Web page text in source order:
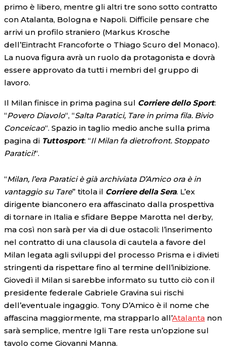
primo è libero, mentre gli altri tre sono sotto contratto
con Atalanta, Bologna e Napoli. Difficile pensare che
arrivi un profilo straniero (Markus Krosche
dell’Eintracht Francoforte o Thiago Scuro del Monaco).
La nuova figura avrà un ruolo da protagonista e dovrà
essere approvato da tutti i membri del gruppo di
lavoro.
Il Milan finisce in prima pagina sul Corriere dello Sport:
“Povero Diavolo“, “Salta Paratici, Tare in prima fila. Bivio
Conceicao“. Spazio in taglio medio anche sulla prima
pagina di Tuttosport: “Il Milan fa dietrofront. Stoppato
Paratici!“.
“Milan, l’era Paratici è già archiviata D’Amico ora è in
vantaggio su Tare” titola il Corriere della Sera. L’ex
dirigente bianconero era affascinato dalla prospettiva
di tornare in Italia e sfidare Beppe Marotta nel derby,
ma così non sarà per via di due ostacoli: l’inserimento
nel contratto di una clausola di cautela a favore del
Milan legata agli sviluppi del processo Prisma e i divieti
stringenti da rispettare fino al termine dell’inibizione.
Giovedì il Milan si sarebbe informato su tutto ciò con il
presidente federale Gabriele Gravina sui rischi
dell’eventuale ingaggio. Tony D’Amico è il nome che
affascina maggiormente, ma strapparlo all’Atalanta non
sarà semplice, mentre Igli Tare resta un’opzione sul
tavolo come Giovanni Manna.